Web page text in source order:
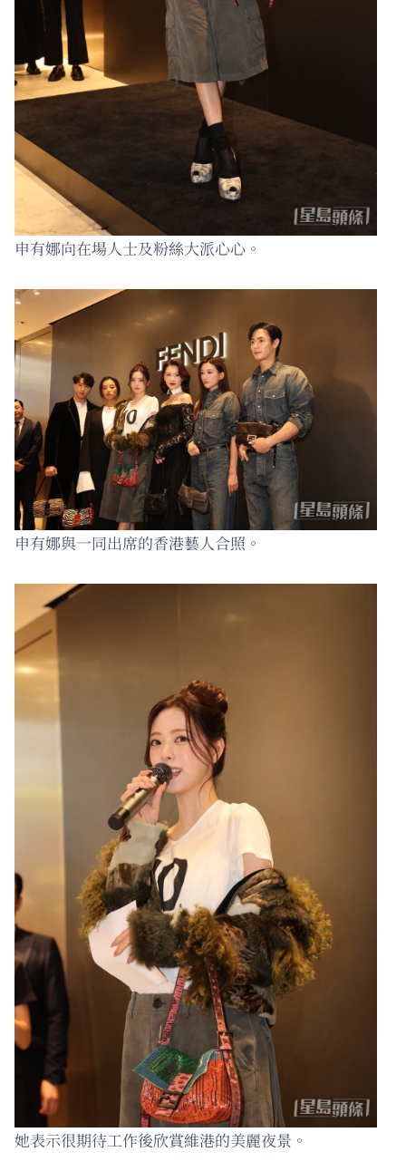
申有娜向在場人士及粉絲大派心心。
申有娜與一同出席的香港藝人合照。
她表示很期待工作後欣賞維港的美麗夜景。